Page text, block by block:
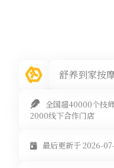
舒养到家按
全国超40000个技
2000线下合作门店
最后更新于 2026-